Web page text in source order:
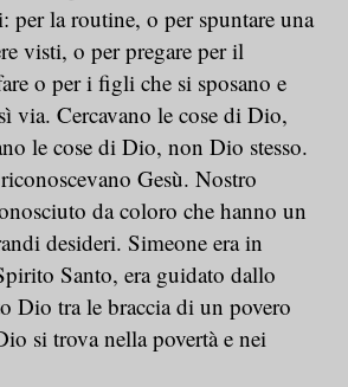
la routine, o per spuntare una
visti, o per pregare per il
o per i figli che si sposano e
via. Cercavano le cose di Dio,
le cose di Dio, non Dio stesso.
Gesù. Nostro
da coloro che hanno un
desideri. Simeone era in
Santo, era guidato dallo
Dio tra le braccia di un povero
si trova nella povertà e nei